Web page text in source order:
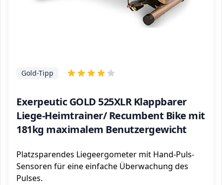
Exerpeutic GOLD 525XLR Klappbarer
Liege-Heimtrainer/ Recumbent Bike mit
181kg maximalem Benutzergewicht
Gold-Tipp
Platzsparendes Liegeergometer mit Hand-Puls-
Sensoren für eine einfache Überwachung des
Pulses.